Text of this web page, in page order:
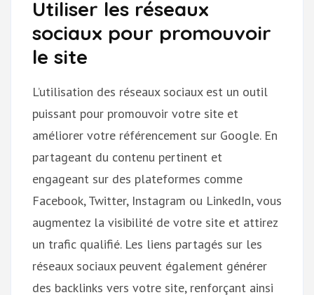
Utiliser les réseaux
sociaux pour promouvoir
le site
L’utilisation des réseaux sociaux est un outil
puissant pour promouvoir votre site et
améliorer votre référencement sur Google. En
partageant du contenu pertinent et
engageant sur des plateformes comme
Facebook, Twitter, Instagram ou LinkedIn, vous
augmentez la visibilité de votre site et attirez
un trafic qualifié. Les liens partagés sur les
réseaux sociaux peuvent également générer
des backlinks vers votre site, renforçant ainsi